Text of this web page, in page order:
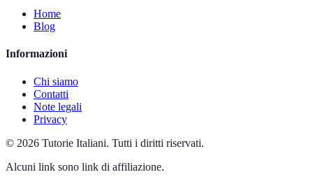
Home
Blog
Informazioni
Chi siamo
Contatti
Note legali
Privacy
© 2026 Tutorie Italiani. Tutti i diritti riservati.
Alcuni link sono link di affiliazione.